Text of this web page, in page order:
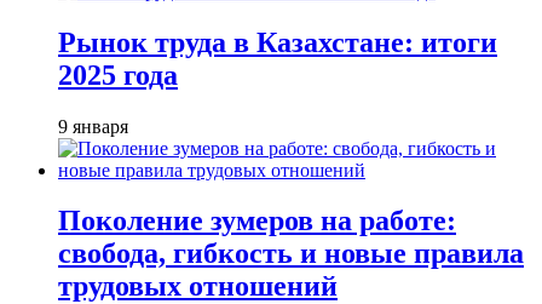
Рынок труда в Казахстане: итоги
2025 года
9 января
Поколение зумеров на работе:
свобода, гибкость и новые правила
трудовых отношений